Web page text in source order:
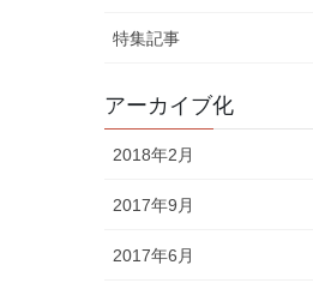
特集記事
アーカイブ化
2018年2月
2017年9月
2017年6月